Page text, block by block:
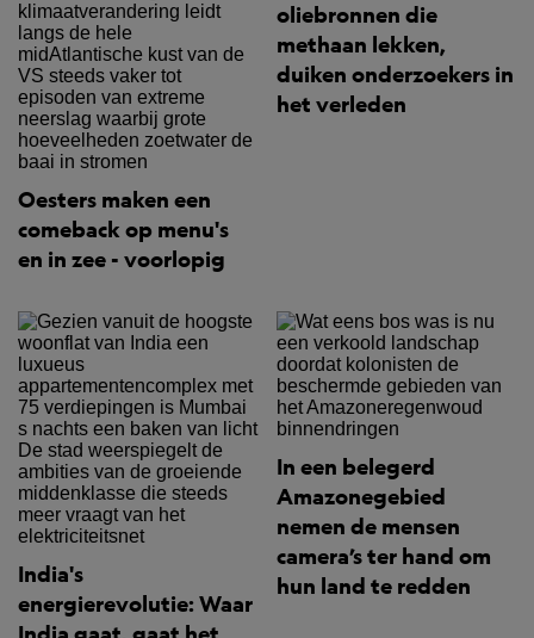
Oesters maken een
comeback op menu's
en in zee - voorlopig
oliebronnen die
methaan lekken,
duiken onderzoekers in
het verleden
India's
energierevolutie: Waar
In een belegerd
Amazonegebied
nemen de mensen
camera’s ter hand om
hun land te redden